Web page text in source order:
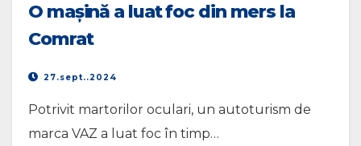
O mașină a luat foc din mers la
Comrat
27.sept..2024
Potrivit martorilor oculari, un autoturism de
marca VAZ a luat foc în timp…